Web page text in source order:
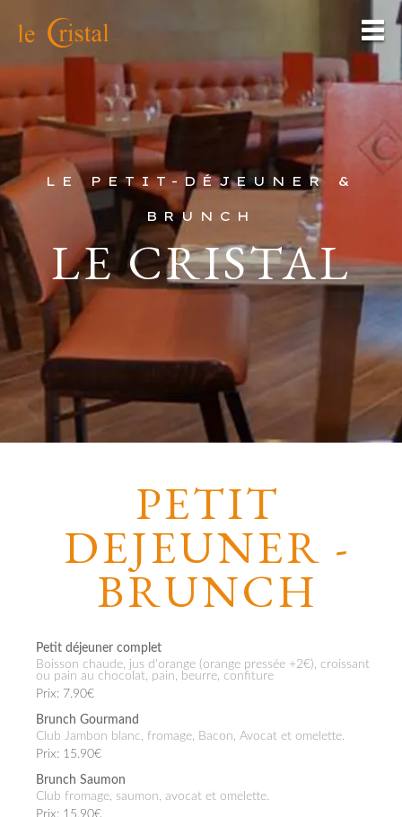
LE PETIT-DÉJEUNER &
BRUNCH
LE CRISTAL
PETIT
DEJEUNER -
BRUNCH
Petit déjeuner complet
Boisson chaude, jus d'orange (orange pressée +2€), croissant
ou pain au chocolat, pain, beurre, confiture
Prix: 7.90€
Brunch Gourmand
Club Jambon blanc, fromage, Bacon, Avocat et omelette.
Prix: 15.90€
Brunch Saumon
Club fromage, saumon, avocat et omelette.
Prix: 15.90€